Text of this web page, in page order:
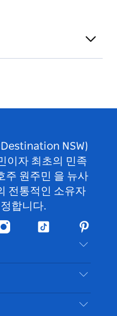
NSW)
이자 최초의 민족
주 원주민 을 뉴사
전통적인 소유자
합니다.
인
타
램
틱
핀
터
레
스
트